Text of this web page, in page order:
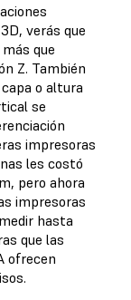
verás que
que
Z. También
o altura
se
impresoras
les costó
pero ahora
impresoras
hasta
que las
ofrecen